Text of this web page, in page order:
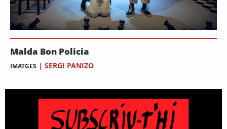
Malda Bon Policia
IMATGES | SERGI PANIZO